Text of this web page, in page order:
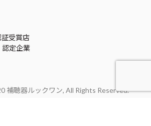
証受賞店
認定企業
補聴器ルックワン, All Rights Reserved.